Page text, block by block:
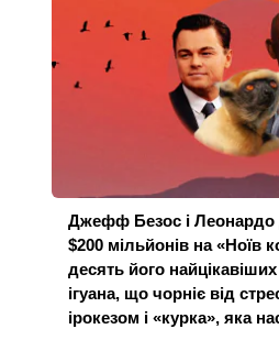
Джефф Безос і Леонардо
$200 мільйонів на «Ноїв
десять його
ігуана, що чорніє від
ірокезом і «курка», яка